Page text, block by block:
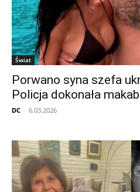
Świat
Porwano syna szefa
Policja dokonała
DC - 6.03.2026